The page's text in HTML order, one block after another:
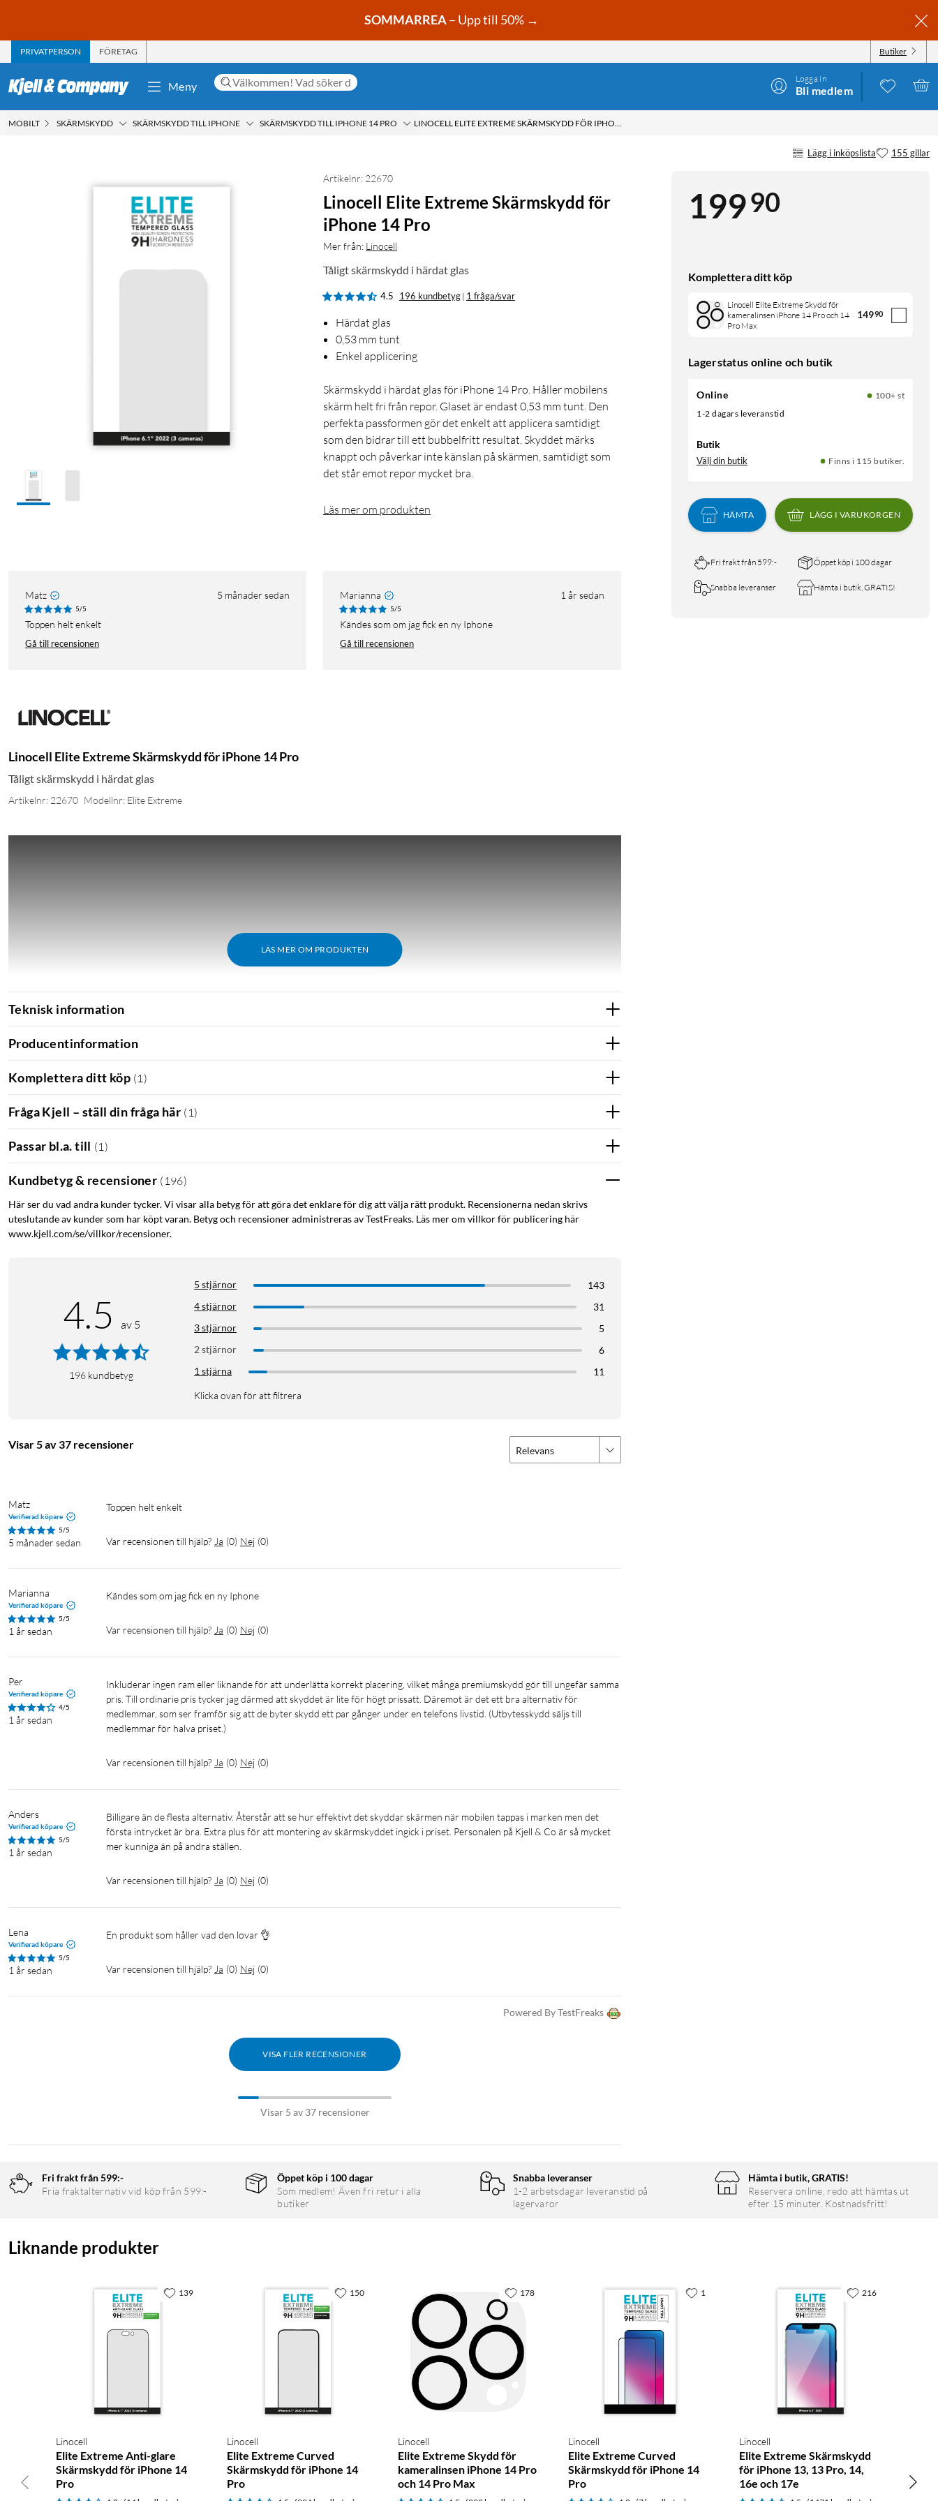
SOMMARREA– Upp till 50% →
PRIVATPERSON FÖRETAG Butiker
Meny
Logga in
Bli medlem
MOBILT SKÄRMSKYDD SKÄRMSKYDD TILL IPHONE SKÄRMSKYDD TILL IPHONE 14 PRO LINOCELL ELITE EXTREME SKÄRMSKYDD FÖR IPHONE 14 PRO
Lägg i inköpslista 155 gillar
19990
Komplettera ditt köp
Linocell Elite Extreme Skydd för
kameralinsen iPhone 14 Pro och 14
Pro Max
14990
Lagerstatus online och butik
Online
100+ st
1-2 dagars leveranstid
Butik
Välj din butik Finns i 115 butiker.
HÄMTA LÄGG I VARUKORGEN
Fri frakt från 599:- Öppet köp i 100 dagar
Snabba leveranser Hämta i butik, GRATIS!
Artikelnr: 22670
Linocell Elite Extreme Skärmskydd för
iPhone 14 Pro
Mer från: Linocell
Tåligt skärmskydd i härdat glas
4.5 196 kundbetyg | 1 fråga/svar
Härdat glas
0,53 mm tunt
Enkel applicering
Skärmskydd i härdat glas för iPhone 14 Pro. Håller mobilens
skärm helt fri från repor. Glaset är endast 0,53 mm tunt. Den
perfekta passformen gör det enkelt att applicera samtidigt
som den bidrar till ett bubbelfritt resultat. Skyddet märks
knappt och påverkar inte känslan på skärmen, samtidigt som
det står emot repor mycket bra.
Läs mer om produkten
Matz 5 månader sedan
5/5
Toppen helt enkelt
Gå till recensionen
Marianna 1 år sedan
5/5
Kändes som om jag fick en ny Iphone
Gå till recensionen
Linocell Elite Extreme Skärmskydd för iPhone 14 Pro
Tåligt skärmskydd i härdat glas
Artikelnr: 22670 Modellnr: Elite Extreme
LÄS MER OM PRODUKTEN
iPhone 14-serien iPhone 14 Pro
Teknisk information
Producentinformation
Komplettera ditt köp (1 )
Fråga Kjell – ställ din fråga här ( 1 )
Passar bl.a. till (1 )
Kundbetyg & recensioner ( 196)
Här ser du vad andra kunder tycker. Vi visar alla betyg för att göra det enklare för dig att välja rätt produkt. Recensionerna nedan skrivs
uteslutande av kunder som har köpt varan. Betyg och recensioner administreras av TestFreaks. Läs mer om villkor för publicering här
www.kjell.com/se/villkor/recensioner.
4.5 av 5
196 kundbetyg
5 stjärnor
143
4 stjärnor
31
3 stjärnor
5
2 stjärnor
6
1 stjärna
11
Klicka ovan för att filtrera
Visar 5 av 37 recensioner Relevans
Matz
Verifierad köpare
5/5
5 månader sedan
Toppen helt enkelt
Var recensionen till hjälp? Ja (0) Nej (0)
Marianna
Verifierad köpare
5/5
1 år sedan
Kändes som om jag fick en ny Iphone
Var recensionen till hjälp? Ja (0) Nej (0)
Per
Verifierad köpare
4/5
1 år sedan
Inkluderar ingen ram eller liknande för att underlätta korrekt placering, vilket många premiumskydd gör till ungefär samma
pris. Till ordinarie pris tycker jag därmed att skyddet är lite för högt prissatt. Däremot är det ett bra alternativ för
medlemmar, som ser framför sig att de byter skydd ett par gånger under en telefons livstid. (Utbytesskydd säljs till
medlemmar för halva priset.)
Var recensionen till hjälp? Ja (0) Nej (0)
Anders
Verifierad köpare
5/5
1 år sedan
Billigare än de flesta alternativ. Återstår att se hur effektivt det skyddar skärmen när mobilen tappas i marken men det
första intrycket är bra. Extra plus för att montering av skärmskyddet ingick i priset. Personalen på Kjell & Co är så mycket
mer kunniga än på andra ställen.
Var recensionen till hjälp? Ja (0) Nej (0)
Lena
Verifierad köpare
5/5
1 år sedan
En produkt som håller vad den lovar 👌
Var recensionen till hjälp? Ja (0) Nej (0)
Powered By TestFreaks
VISA FLER RECENSIONER
Visar 5 av 37 recensioner
Fri frakt från 599:-
Fria fraktalternativ vid köp från 599:-
Öppet köp i 100 dagar
Som medlem! Även fri retur i alla
butiker
Snabba leveranser
1-2 arbetsdagar leveranstid på
lagervaror
Hämta i butik, GRATIS!
Reservera online, redo att hämtas ut
efter 15 minuter. Kostnadsfritt!
Liknande produkter
Linocell
Elite Extreme Anti-glare
Skärmskydd för iPhone 14
Pro
139
Linocell
Elite Extreme Curved
Skärmskydd för iPhone 14
Pro
150
Linocell
Elite Extreme Skydd för
kameralinsen iPhone 14 Pro
och 14 Pro Max
178
Linocell
Elite Extreme Curved
Skärmskydd för iPhone 14
Pro
1
Linocell
Elite Extreme Skärmskydd
för iPhone 13, 13 Pro, 14,
16e och 17e
216